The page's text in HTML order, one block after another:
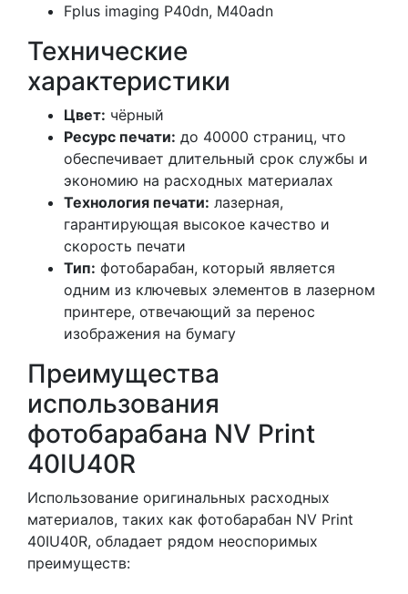
Fplus imaging P40dn, M40adn
Технические
характеристики
Цвет: чёрный
Ресурс печати: до 40000 страниц, что
обеспечивает длительный срок службы и
экономию на расходных материалах
Технология печати: лазерная,
гарантирующая высокое качество и
скорость печати
Тип: фотобарабан, который является
одним из ключевых элементов в лазерном
принтере, отвечающий за перенос
изображения на бумагу
Преимущества
использования
фотобарабана NV Print
40IU40R
Использование оригинальных расходных
материалов, таких как фотобарабан NV Print
40IU40R, обладает рядом неоспоримых
преимуществ: